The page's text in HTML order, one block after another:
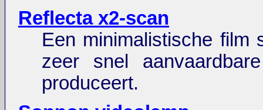
Reflecta x2-scan
Een minimalistische film
zeer snel
produceert.